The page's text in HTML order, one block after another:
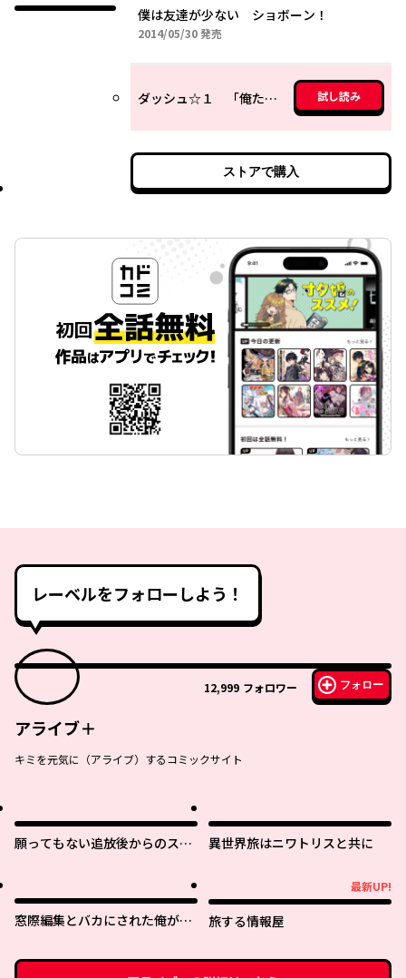
僕は友達が少ない ショボーン！
2014/05/302014年05月30日
発売
ダッシュ☆１ 「俺たちの隣人部はこれからだ！」ε＝(o･ω･)o 試し読み
ストアで購入
レーベルをフォローしよう！
12,999 フォロワー フォロー
アライブ＋
キミを元気に（アライブ）するコミックサイト
願ってもない追放後からのスロ
り行きで美少女ギャルの師匠に
なったらなぜかめちゃくちゃ懐
かれた〜
異世界旅はニワトリスと共に
窓際編集とバカにされた俺が、
た
最新UP!
旅する情報屋